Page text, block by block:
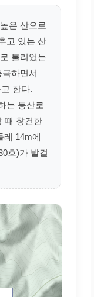
은 산으로
고 있는 산
불리었는
하면서
한다.
는 등산로
때 창건한
레 14m에
호)가 발걸